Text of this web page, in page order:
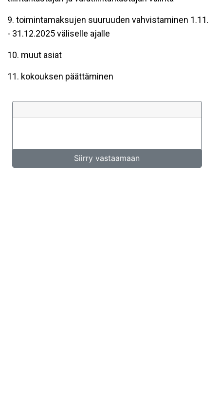
9. toimintamaksujen suuruuden vahvistaminen 1.11.
- 31.12.2025 väliselle ajalle
10. muut asiat
11. kokouksen päättäminen